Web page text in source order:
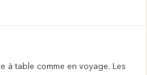
à table comme en voyage. Les